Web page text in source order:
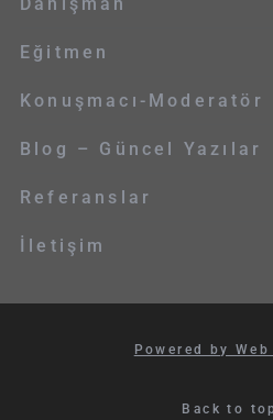
Eğitmen
Konuşmacı-Moderatör
Blog – Güncel Yazılar
Referanslar
İletişim
Powered by
Back to